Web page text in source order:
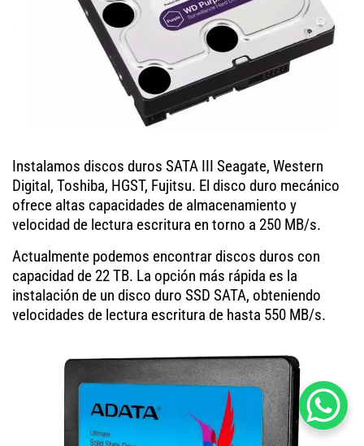
Instalamos discos duros SATA III Seagate, Western
Digital, Toshiba, HGST, Fujitsu. El disco duro mecánico
ofrece altas capacidades de almacenamiento y
velocidad de lectura escritura en torno a 250 MB/s.
Actualmente podemos encontrar discos duros con
capacidad de 22 TB. La opción más rápida es la
instalación de un disco duro SSD SATA, obteniendo
velocidades de lectura escritura de hasta 550 MB/s.